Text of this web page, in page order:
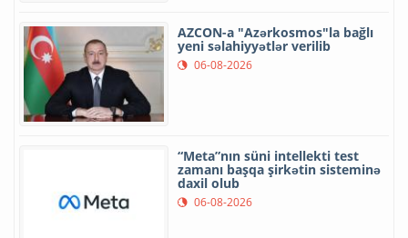
AZCON-a "Azərkosmos"la bağlı
yeni səlahiyyətlər verilib
06-08-2026
“Meta”nın süni intellekti test
zamanı başqa şirkətin sisteminə
daxil olub
06-08-2026